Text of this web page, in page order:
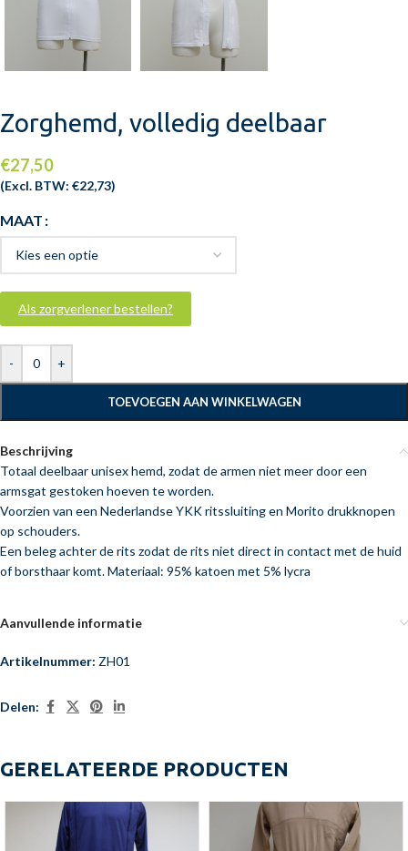
Zorghemd, volledig deelbaar
€27,50
(Excl. BTW: €22,73)
MAAT
- +
TOEVOEGEN AAN WINKELWAGEN
Als zorgverlener bestellen?
Beschrijving
Totaal deelbaar unisex hemd, zodat de armen niet meer door een
armsgat gestoken hoeven te worden.
Voorzien van een Nederlandse YKK ritssluiting en Morito drukknopen
op schouders.
Een beleg achter de rits zodat de rits niet direct in contact met de huid
of borsthaar komt. Materiaal: 95% katoen met 5% lycra
Aanvullende informatie
Artikelnummer: ZH01
Delen:
GERELATEERDE PRODUCTEN